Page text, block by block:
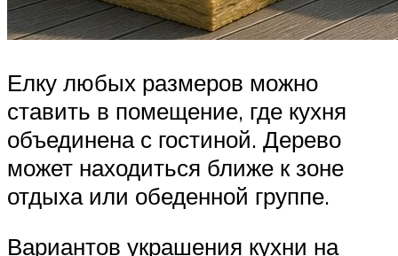
Елку любых размеров можно
ставить в помещение, где кухня
объединена с гостиной. Дерево
может находиться ближе к зоне
отдыха или обеденной группе.
Вариантов украшения кухни на